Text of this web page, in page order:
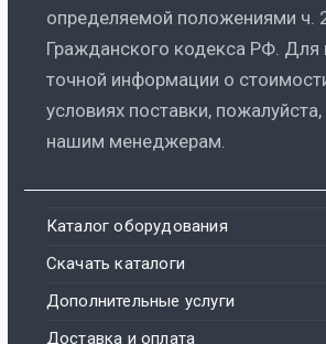
определяемой положениями ч.
Гражданского кодекса РФ. Для
точной информации о
условиях поставки,
нашим менеджерам.
Каталог оборудования
Скачать каталоги
Дополнительные услуги
Доставка и оплата